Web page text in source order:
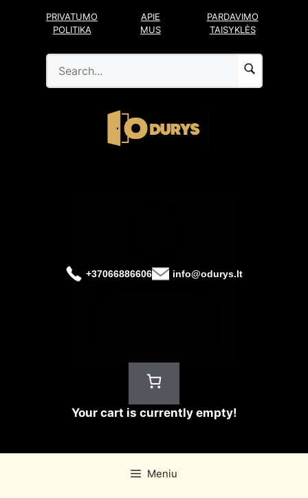
PRIVATUMO
POLITIKA
APIE
MUS
PARDAVIMO
TAISYKLĖS
+37066886606 info@odurys.lt
Your cart is currently empty!
Meniu